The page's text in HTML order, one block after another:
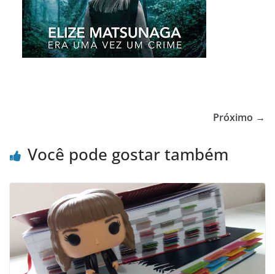
Próximo →
Você pode gostar também